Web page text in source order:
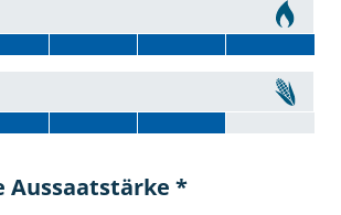
Aussaatstärke *